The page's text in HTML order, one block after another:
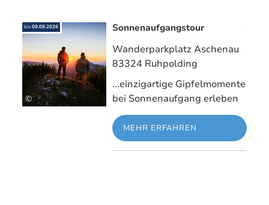
©
Sonnenaufgangstour
Wanderparkplatz Aschenau
83324 Ruhpolding
...einzigartige Gipfelmomente
bei Sonnenaufgang erleben
MEHR ERFAHREN
bis09.09.2026